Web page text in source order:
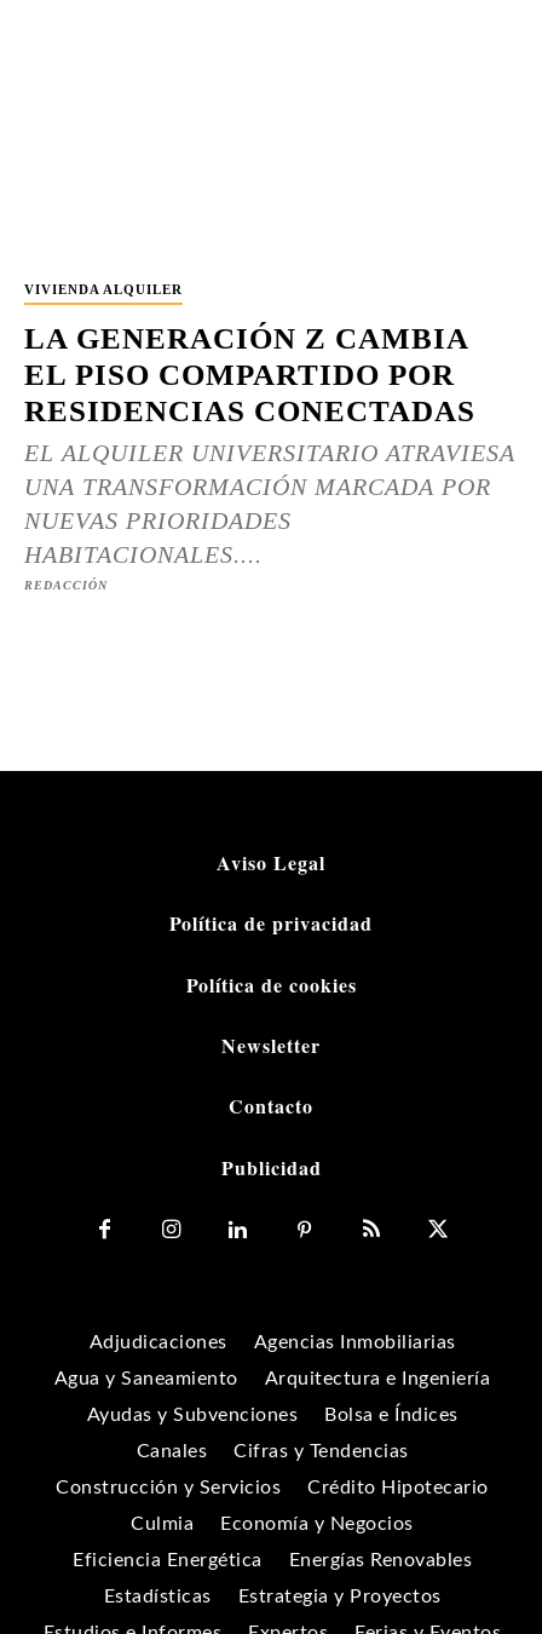
VIVIENDA ALQUILER
LA GENERACIÓN Z CAMBIA
EL PISO COMPARTIDO POR
RESIDENCIAS CONECTADAS
EL ALQUILER UNIVERSITARIO ATRAVIESA
UNA TRANSFORMACIÓN MARCADA POR
NUEVAS PRIORIDADES
HABITACIONALES....
REDACCIÓN
Aviso Legal
Política de privacidad
Política de cookies
Newsletter
Contacto
Publicidad
Adjudicaciones
Agencias Inmobiliarias
Agua y Saneamiento
Arquitectura e Ingeniería
Ayudas y Subvenciones
Bolsa e Índices
Canales
Cifras y Tendencias
Construcción y Servicios
Crédito Hipotecario
Culmia
Economía y Negocios
Eficiencia Energética
Energías Renovables
Estadísticas
Estrategia y Proyectos